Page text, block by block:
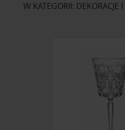
W KATEGORII: